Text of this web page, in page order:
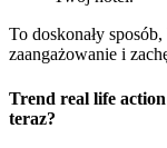
To doskonały
zaangażowanie i
Trend real life
teraz?